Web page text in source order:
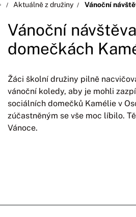
Aktuálně z družiny Vánoční
Vánoční
domečkách
Žáci školní družiny pilně
vánoční koledy, aby je mohli
sociálních domečků Kamélie v
zúčastněným se vše moc líbilo.
Vánoce.